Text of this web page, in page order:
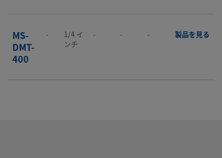
MS-
DMT-
400
-
1/4 イ
ンチ
- - - 製品を見る